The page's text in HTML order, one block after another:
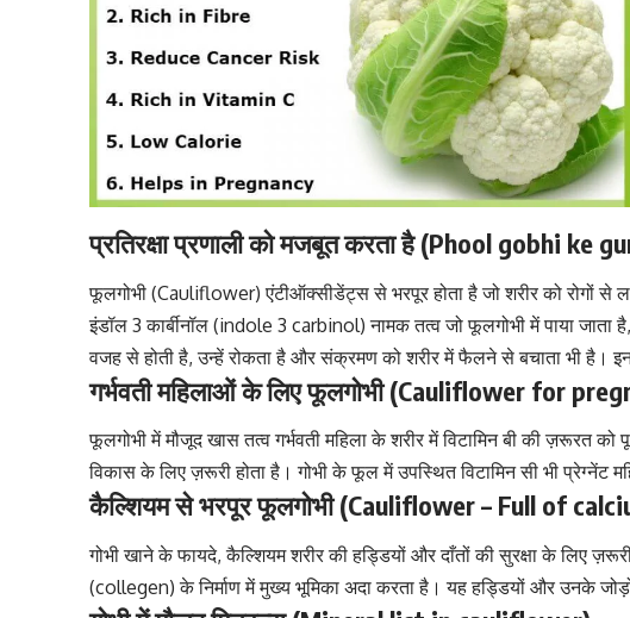
प्रतिरक्षा प्रणाली को मजबूत करता है (Phool gobhi
फूलगोभी (Cauliflower)एंटीऑक्सीडेंट्ससे भरपूर होता है जो शरीर को रोगों से
इंडॉल 3 कार्बीनॉल (indole 3 carbinol) नामक तत्व जो फूलगोभी में पाया जाता
वजह से होती है, उन्हें रोकता है और संक्रमण को शरीर में फैलने से बचाता भी है।
गर्भवती महिलाओं के लिए फूलगोभी (Cauliflower for
फूलगोभी में मौजूद खास तत्व गर्भवती महिला के शरीर मेंविटामिन बीकी ज़रूरत को
विकास के लिए ज़रूरी होता है। गोभी के फूल में उपस्थितविटामिन सी भी प्रेग्नेंट
कैल्शियम से भरपूर फूलगोभी (Cauliflower – Full of
गोभी खाने के फायदे, कैल्शियम शरीर की हड्डियों और दाँतों की सुरक्षा के लिए
(collegen) के निर्माण में मुख्य भूमिका अदा करता है। यह हड्डियों और उनके